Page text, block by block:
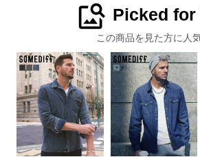
image_search Picked for
この商品を見た方に人